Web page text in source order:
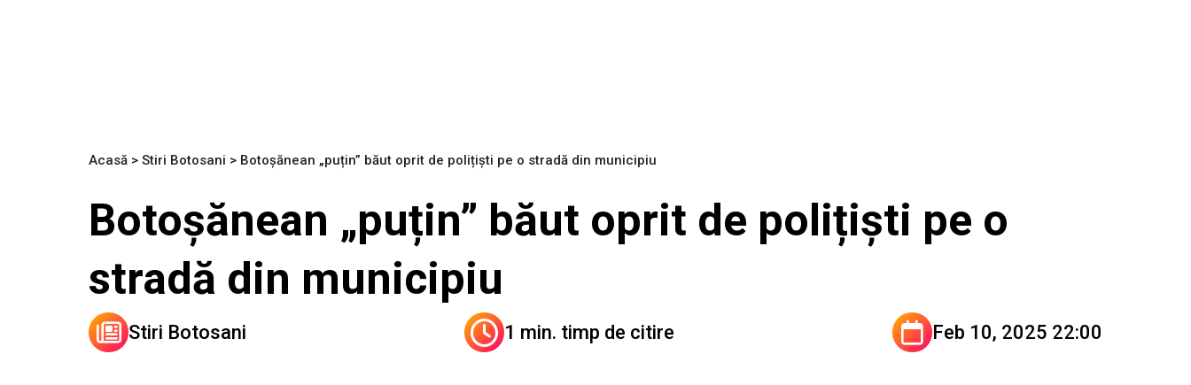
Acasă > Stiri Botosani > Botoșănean „puțin” băut oprit de polițiști pe o stradă din municipiu
Botoșănean „puțin” băut oprit de polițiști pe o
stradă din municipiu
Stiri Botosani 1 min. timp de citire Feb 10, 2025 22:00